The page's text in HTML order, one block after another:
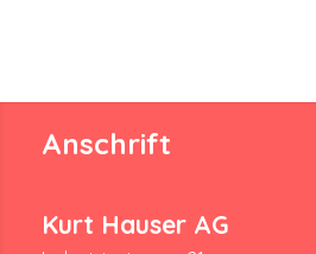
Anschrift
Kurt Hauser AG